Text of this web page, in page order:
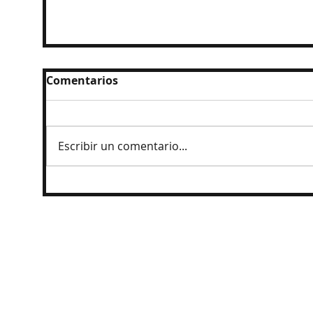
Comentarios
Escribir un comentario...